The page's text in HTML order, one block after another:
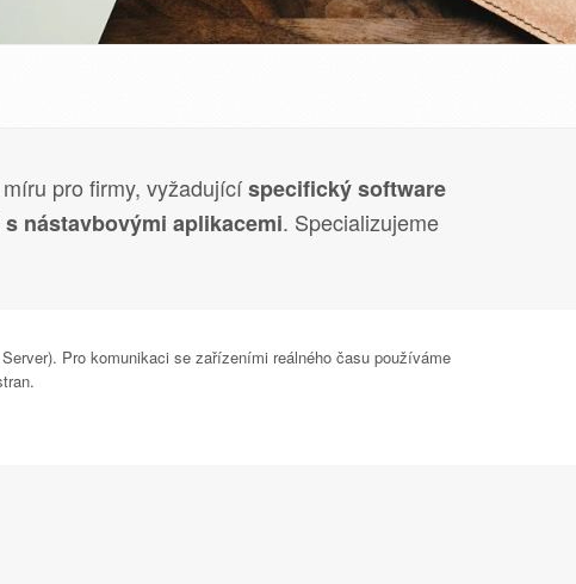
pro firmy, vyžadujícíspecifický software
s nástavbovými aplikacemi. Specializujeme
Pro komunikaci se zařízeními reálného času používáme